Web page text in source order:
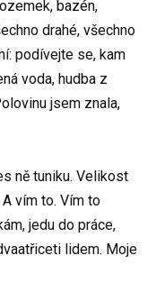
bazén,
drahé, všechno
podívejte se, kam
voda, hudba z
jsem znala,
ně tuniku. Velikost
vím to. Vím to
jedu do práce,
lidem. Moje